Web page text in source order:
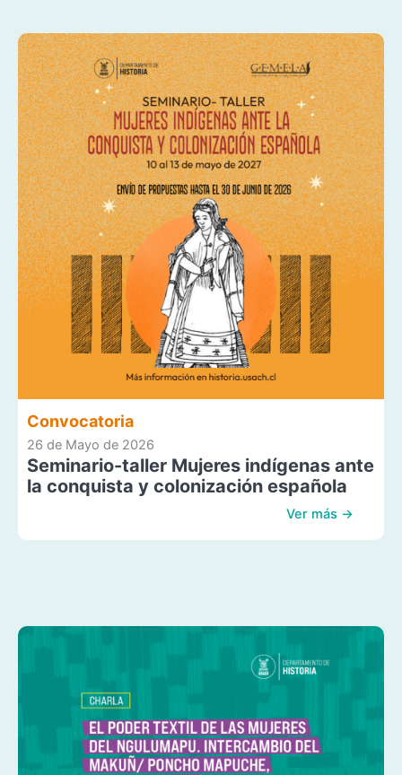
Convocatoria
26 de Mayo de 2026
Seminario-taller Mujeres indígenas ante
la conquista y colonización española
Ver más →